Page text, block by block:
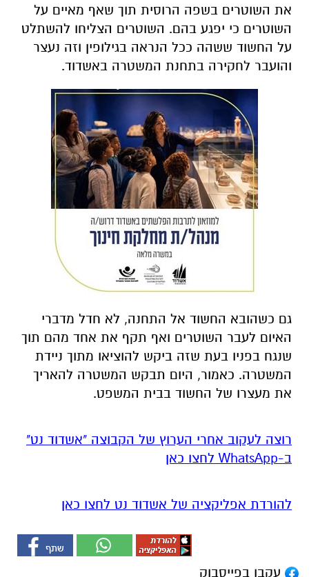
את השוטרים בשפה הרוסית תוך שאף מאיים על
השוטרים כי יפגע בהם. השוטרים הצליחו להשתלט
על החשוד ששהה ככל הנראה בגילופין וזה נעצר
והועבר לחקירה בתחנת המשטרה באשדוד.
גם כשהובא החשוד אל התחנה, לא חדל מדברי
האיום לעבר השוטרים ואף תקף את אחד מהם תוך
שנגח בפניו בעת שזה ביקש להוציאו מתוך ניידת
המשטרה. כאמור, היום תבקש המשטרה להאריך
את מעצרו של החשוד בבית המשפט.
רוצה לעקוב אחרי הערוץ של הקבוצה "אשדוד נט"
ב-WhatsApp לחצו כאן
להורדת אפליקציה של אשדוד נט לחצו כאן
עקבו בפייסבוק